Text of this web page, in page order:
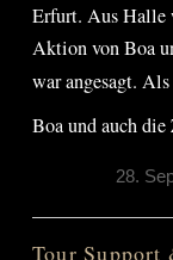
Erfurt. Aus Halle
Aktion von Boa
war angesagt.
Boa und auch
28.
Tour Support